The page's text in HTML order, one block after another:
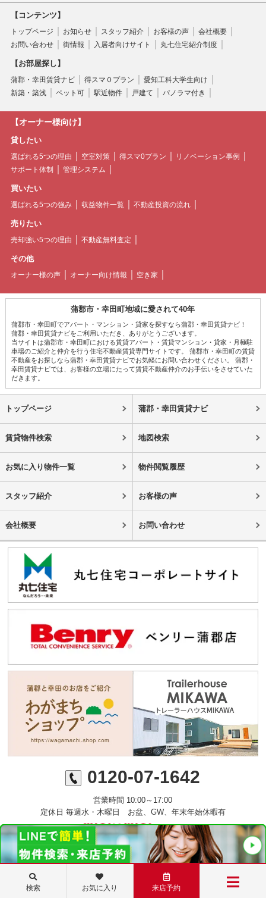
【コンテンツ】
トップページ お知らせ スタッフ紹介 お客様の声
会社概要
お問い合わせ
街情報 入居者向けサイト 丸七住宅紹介制度
【お部屋探し】
蒲郡・幸田賃貸ナビ 得スマ０プラン
愛知工科大学生向け
新築・築浅
ペット可 駅近物件 戸建て パノラマ付き
【オーナー様向け】
貸したい
選ばれる5つの理由 空室対策 得スマ0プラン
リノベーション事例
サポート体制
管理システム
買いたい
選ばれる5つの強み 収益物件一覧 不動産投資の流れ
売りたい
売却強い5つの理由 不動産無料査定
その他
オーナー様の声 オーナー向け情報 空き家
蒲郡市・幸田町地域に愛されて40年
蒲郡市・幸田町でアパート・マンション・貸家を探すなら蒲郡・幸田賃貸ナビ！
蒲郡・幸田賃貸ナビをご利用いただき、ありがとうございます。
当サイトは蒲郡市・幸田町における賃貸アパート・賃貸マンション・貸家・月極駐
車場のご紹介と仲介を行う住宅不動産賃貸専門サイトです。 蒲郡市・幸田町の賃貸
不動産をお探しなら蒲郡・幸田賃貸ナビでお気軽にお問い合わせください。 蒲郡・
幸田賃貸ナビでは、お客様の立場にたって賃貸不動産仲介のお手伝いをさせていた
だきます。
トップページ 蒲郡・幸田賃貸ナビ
賃貸物件検索 地図検索
お気に入り物件一覧 物件閲覧履歴
スタッフ紹介 お客様の声
会社概要 お問い合わせ
0120-07-1642
営業時間 10:00～17:00
定休日 毎週水・木曜日 お盆、GW、年末年始休暇有
©ミニミニFC蒲郡店 丸七住宅株式会社
検索 お気に入り 来店予約